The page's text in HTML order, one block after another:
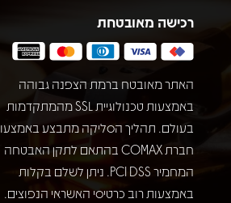
רכישה מאובטחת
האתר מאובטח ברמת הצפנה גבוהה
באמצעות טכנולוגיית SSL מהמתקדמות
בעולם. תהליך הסליקה מתבצע
חברת COMAX בהתאם לתקן האבטחה
המחמיר PCI DSS. ניתן לשלם בקלות
באמצעות רוב כרטיסי האשראי הנפוצים.